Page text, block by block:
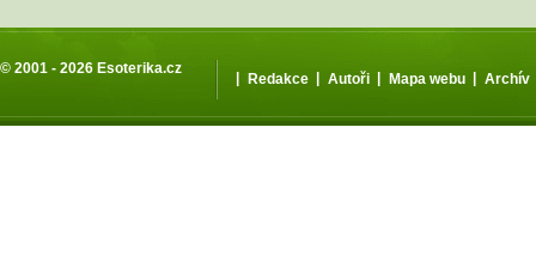
© 2001 - 2026 Esoterika.cz
| Redakce | Autoři | Mapa webu | Archív